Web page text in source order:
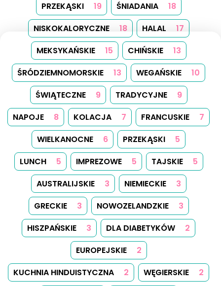
PRZEKĄSKI
19 ŚNIADANIA
18
NISKOKALORYCZNE
18 HALAL
17
MEKSYKAŃSKIE
15 CHIŃSKIE
13
ŚRÓDZIEMNOMORSKIE
13 WEGAŃSKIE
10
ŚWIĄTECZNE
9 TRADYCYJNE
9
NAPOJE
8 KOLACJA 7 FRANCUSKIE
7
WIELKANOCNE
6 PRZEKĄSKI
5
LUNCH
5 IMPREZOWE 5 TAJSKIE
5
AUSTRALIJSKIE
3 NIEMIECKIE
3
GRECKIE
3 NOWOZELANDZKIE
3
HISZPAŃSKIE
3 DLA DIABETYKÓW
2
EUROPEJSKIE
2
KUCHNIA HINDUISTYCZNA
2 WĘGIERSKIE
2